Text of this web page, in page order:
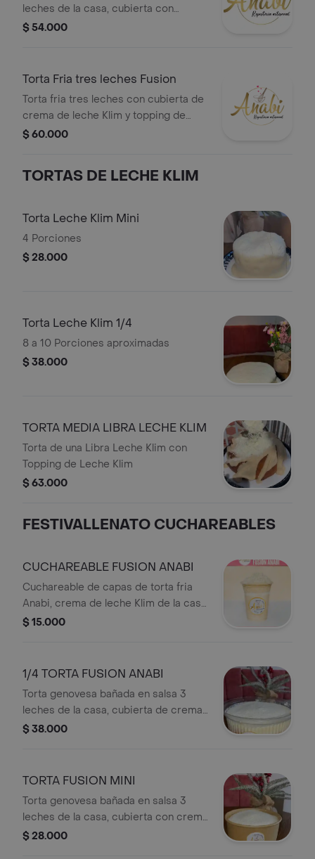
leches de la casa, cubierta con
arequipe, crema chantilli o
$ 54.000
Torta Fria tres leches Fusion
Torta fria tres leches con cubierta de
crema de leche Klim y topping de
leche Klim
$ 60.000
TORTAS DE LECHE KLIM
Torta Leche Klim Mini
4 Porciones
$ 28.000
Torta Leche Klim 1/4
8 a 10 Porciones aproximadas
$ 38.000
TORTA MEDIA LIBRA LECHE KLIM
Torta de una Libra Leche Klim con
Topping de Leche Klim
$ 63.000
FESTIVALLENATO CUCHAREABLES
CUCHAREABLE FUSION ANABI
Cuchareable de capas de torta fria
Anabi, crema de leche Klim de la casa
y topping de leche Klim.
$ 15.000
1/4 TORTA FUSION ANABI
Torta genovesa bañada en salsa 3
leches de la casa, cubierta de crema
de leche klim con topping de leche
$ 38.000
TORTA FUSION MINI
Torta genovesa bañada en salsa 3
leches de la casa, cubierta con crema
de leche klim y con topping de leche
$ 28.000